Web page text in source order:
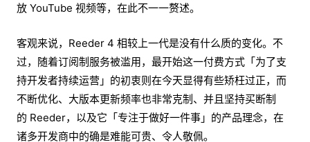
放 YouTube 视频等，在此不一一赘述。
客观来说，Reeder 4 相较上一代是没有什么质的变化。不
过，随着订阅制服务被滥用，最开始这一付费方式「为了支
持开发者持续运营」的初衷则在今天显得有些矫枉过正，而
不断优化、大版本更新频率也非常克制、并且坚持买断制
的 Reeder，以及它「专注于做好一件事」的产品理念，在
诸多开发商中的确是难能可贵、令人敬佩。